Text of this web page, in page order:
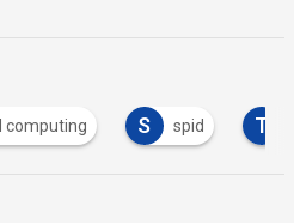
S spid T